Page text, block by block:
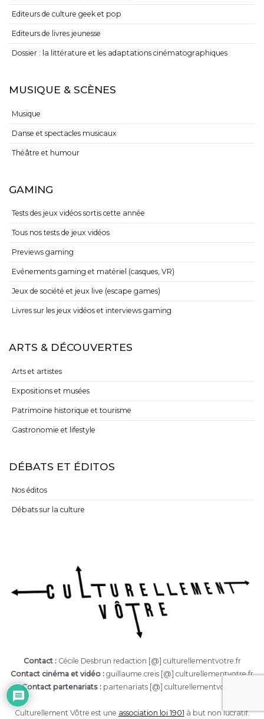
Editeurs de culture geek et pop
Editeurs de livres jeunesse
Dossier : la littérature et les adaptations cinématographiques
MUSIQUE & SCÈNES
Musique
Danse et spectacles musicaux
Théâtre et humour
GAMING
Tests des jeux vidéos sortis cette année
Tous nos tests de jeux vidéos
Previews gaming
Evénements gaming et matériel (casques, VR)
Jeux de société et jeux live (escape games)
Livres sur les jeux vidéos et interviews gaming
ARTS & DÉCOUVERTES
Arts et artistes
Expositions et musées
Patrimoine historique et tourisme
Gastronomie et lifestyle
DÉBATS ET ÉDITOS
Nos éditos
Débats sur la culture
Contact :Cécile Desbrun redaction [@] culturellementvotre.fr
Contact cinéma et vidéo : guillaume.creis [@] culturellementvotre.fr
Contact partenariats : partenariats [@] culturellementvotre.fr
Culturellement Vôtre est une association loi 1901 à but non lucratif.